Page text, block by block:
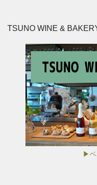
TSUNO WINE &
▶ベ